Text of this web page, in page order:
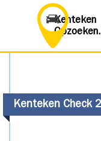
Kenteken
Kenteken Check